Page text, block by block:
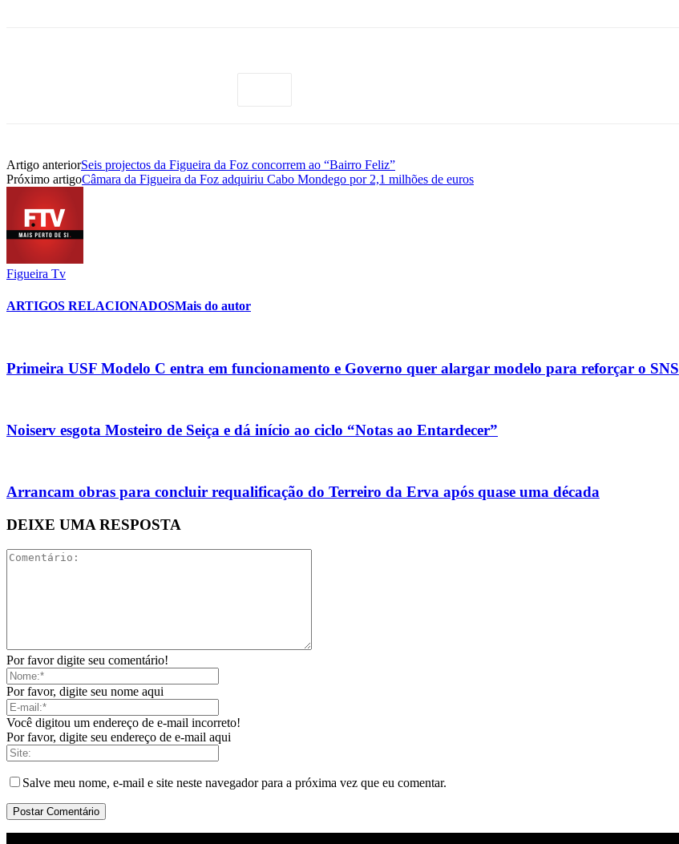
Artigo anteriorSeis projectos da Figueira da Foz concorrem ao “Bairro Feliz”
Próximo artigoCâmara da Figueira da Foz adquiriu Cabo Mondego por 2,1 milhões de euros
Figueira Tv
ARTIGOS RELACIONADOSMais do autor
Primeira USF Modelo C entra em funcionamento e Governo quer alargar modelo para reforçar o SNS
Noiserv esgota Mosteiro de Seiça e dá início ao ciclo “Notas ao Entardecer”
Arrancam obras para concluir requalificação do Terreiro da Erva após quase uma década
DEIXE UMA RESPOSTA
Por favor digite seu comentário!
Por favor, digite seu nome aqui
Você digitou um endereço de e-mail incorreto!
Por favor, digite seu endereço de e-mail aqui
Salve meu nome, e-mail e site neste navegador para a próxima vez que eu comentar.